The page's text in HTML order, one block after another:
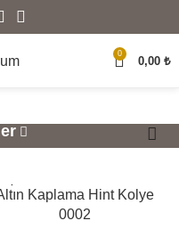
0
0,00 ₺
Kaplama Hint Kolye
0002